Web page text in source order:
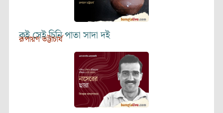
কই সেই চিনি পাতা সাদা দই
রূপায়ণ ভট্টাচার্য